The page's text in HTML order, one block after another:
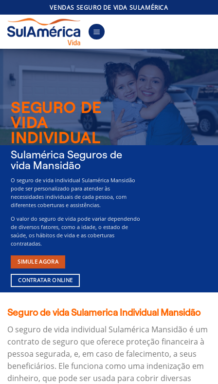
to
content
VENDAS SEGURO DE VIDA SULAMÉRICA
SEGURO DE
VIDA
INDIVIDUAL
Sulamérica Seguros de
vida Mansidão
O seguro de vida individual Sulamérica Mansidão
pode ser personalizado para atender às
necessidades individuais de cada pessoa, com
diferentes coberturas e assistências.
O valor do seguro de vida pode variar dependendo
de diversos fatores, como a idade, o estado de
saúde, os hábitos de vida e as coberturas
contratadas.
SIMULE AGORA
CONTRATAR ONLINE
Seguro de vida Sulamerica Individual Mansidão
O seguro de vida individual Sulamérica Mansidão é um
contrato de seguro que oferece proteção financeira à
pessoa segurada, e, em caso de falecimento, a seus
beneficiários. Ele funciona como uma indenização em
dinheiro, que pode ser usada para cobrir diversas